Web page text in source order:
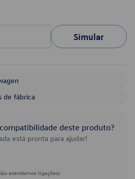
Simular
de fábrica
deste produto?
está pronta para ajudar!
atendemos ligações)